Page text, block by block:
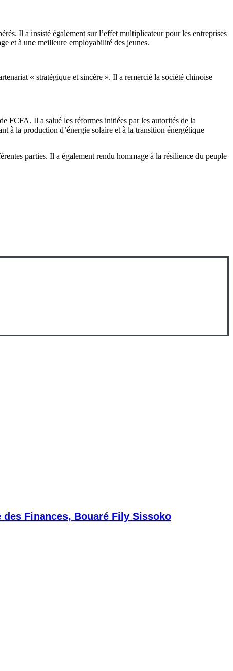
Il a insisté également sur l’effet multiplicateur pour les entreprises
et à une meilleure employabilité des jeunes.
« stratégique et sincère ». Il a remercié la société chinoise
FCFA. Il a salué les réformes initiées par les autorités de la
à la production d’énergie solaire et à la transition énergétique
parties. Il a également rendu hommage à la résilience du peuple
Finances, Bouaré Fily Sissoko